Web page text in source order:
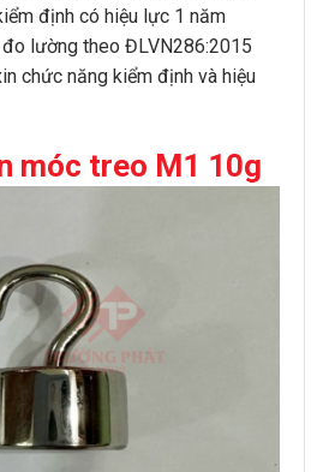
định có hiệu lực 1 năm
đo lường theo ĐLVN286:2015
chức năng kiểm định và hiệu
móc treo M1 10g